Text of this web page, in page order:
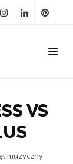
VS
muzyczny